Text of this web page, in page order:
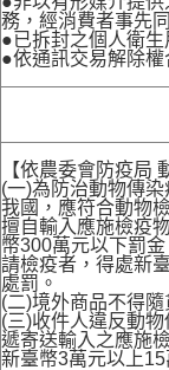
務，經消費者事先
●已拆封之個人衛生
●依通訊交易解除
【依農委會防疫局
(一)為防治動物傳
我國，應符合動物
擅自輸入應施檢疫
幣300萬元以下罰
請檢疫者，得處新
處罰。
(二)境外商品不得
(三)收件人違反動
遞寄送輸入之應施
新臺幣3萬元以上15